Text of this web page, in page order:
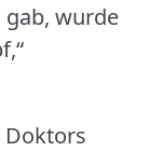
gab, wurde
Doktors